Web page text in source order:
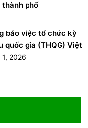
thành phố
báo việc tổ chức kỳ
quốc gia (THQG) Việt
1, 2026